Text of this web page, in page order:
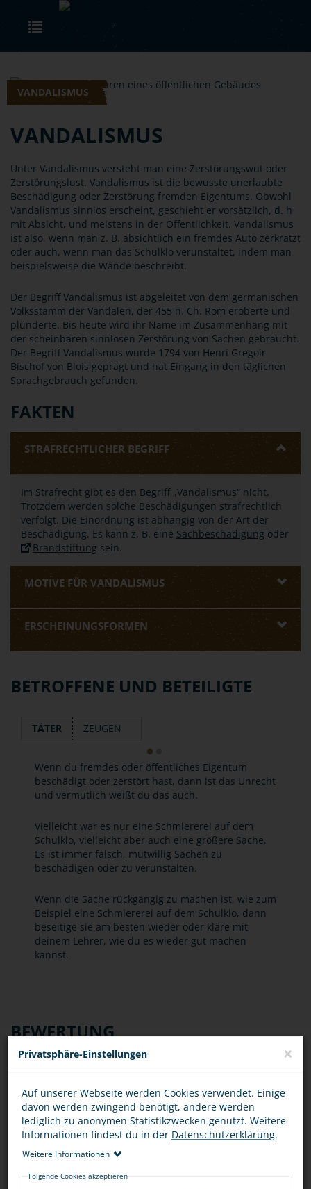
Skip to main content
VANDALISMUS
VANDALISMUS
Unter Vandalismus versteht man eine Zerstörungswut oder
Zerstörungslust. Vandalismus ist die bewusste unerlaubte
Beschädigung oder Zerstörung fremden Eigentums. Obwohl
Vandalismus sinnlos erscheint, geschieht er vorsätzlich, d. h
mit Absicht, und meistens in der Öffentlichkeit. Vandalismus
ist also, wenn man z. B. absichtlich ein fremdes Auto zerkratzt
oder auch, wenn man das Schulklo verunstaltet, indem man
beispielsweise die Wände beschreibt.
Der Begriff Vandalismus ist abgeleitet von dem germanischen
Volksstamm der Vandalen, der 455 n. Ch. Rom eroberte und
plünderte. Bis heute wird ihr Name im Zusammenhang mit
der scheinbaren sinnlosen Zerstörung von Sachen gebraucht.
Der Begriff Vandalismus wurde 1794 von Henri Gregoir
Bischof von Blois geprägt und hat Eingang in den täglichen
Sprachgebrauch gefunden.
FAKTEN
STRAFRECHTLICHER BEGRIFF
Im Strafrecht gibt es den Begriff „Vandalismus“ nicht.
Trotzdem werden solche Beschädigungen strafrechtlich
verfolgt. Die Einordnung ist abhängig von der Art der
Beschädigung. Es kann z. B. eine Sachbeschädigung oder
Brandstiftung sein.
MOTIVE FÜR VANDALISMUS
ERSCHEINUNGSFORMEN
BETROFFENE UND BETEILIGTE
TÄTER ZEUGEN
Wenn du fremdes oder öffentliches Eigentum
beschädigt oder zerstört hast, dann ist das Unrecht
und vermutlich weißt du das auch.
Vielleicht war es nur eine Schmiererei auf dem
Schulklo, vielleicht aber auch eine größere Sache.
Es ist immer falsch, mutwillig Sachen zu
beschädigen oder zu verunstalten.
Wenn die Sache rückgängig zu machen ist, wie zum
Beispiel eine Schmiererei auf dem Schulklo, dann
beseitige sie am besten wieder oder kläre mit
deinem Lehrer, wie du es wieder gut machen
kannst.
BEWERTUNG
DIESEN ARTIKEL ...
Privatsphäre-Einstellungen ×
Auf unserer Webseite werden Cookies verwendet. Einige
davon werden zwingend benötigt, andere werden
lediglich zu anonymen Statistikzwecken genutzt. Weitere
Informationen findest du in der Datenschutzerklärung.
Weitere Informationen
Folgende Cookies akzeptieren